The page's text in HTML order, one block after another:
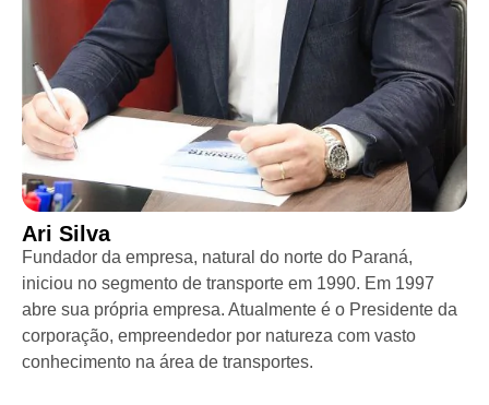
Ari Silva
Fundador da empresa, natural do norte do Paraná,
iniciou no segmento de transporte em 1990. Em 1997
abre sua própria empresa. Atualmente é o Presidente da
corporação, empreendedor por natureza com vasto
conhecimento na área de transportes.